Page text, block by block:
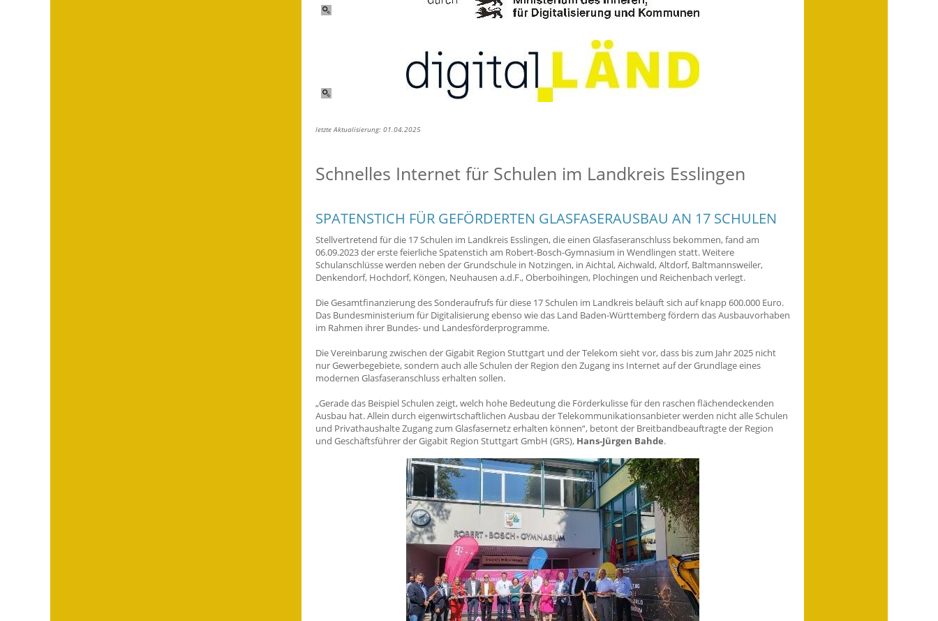
letzte Aktualisierung: 01.04.2025
Schnelles Internet für Schulen im Landkreis Esslingen
SPATENSTICH FÜR GEFÖRDERTEN GLASFASERAUSBAU AN 17 SCHULEN
Stellvertretend für die 17 Schulen im Landkreis Esslingen, die einen Glasfaseranschluss bekommen, fand am
06.09.2023 der erste feierliche Spatenstich am Robert-Bosch-Gymnasium in Wendlingen statt. Weitere
Schulanschlüsse werden neben der Grundschule in Notzingen, in Aichtal, Aichwald, Altdorf, Baltmannsweiler,
Denkendorf, Hochdorf, Köngen, Neuhausen a.d.F., Oberboihingen, Plochingen und Reichenbach verlegt.
Die Gesamtfinanzierung des Sonderaufrufs für diese 17 Schulen im Landkreis beläuft sich auf knapp 600.000 Euro.
Das Bundesministerium für Digitalisierung ebenso wie das Land Baden-Württemberg fördern das Ausbauvorhaben
im Rahmen ihrer Bundes- und Landesförderprogramme.
Die Vereinbarung zwischen der Gigabit Region Stuttgart und der Telekom sieht vor, dass bis zum Jahr 2025 nicht
nur Gewerbegebiete, sondern auch alle Schulen der Region den Zugang ins Internet auf der Grundlage eines
modernen Glasfaseranschluss erhalten sollen.
„Gerade das Beispiel Schulen zeigt, welch hohe Bedeutung die Förderkulisse für den raschen flächendeckenden
Ausbau hat. Allein durch eigenwirtschaftlichen Ausbau der Telekommunikationsanbieter werden nicht alle Schulen
und Privathaushalte Zugang zum Glasfasernetz erhalten können“, betont der Breitbandbeauftragte der Region
und Geschäftsführer der Gigabit Region Stuttgart GmbH (GRS), Hans-Jürgen Bahde.